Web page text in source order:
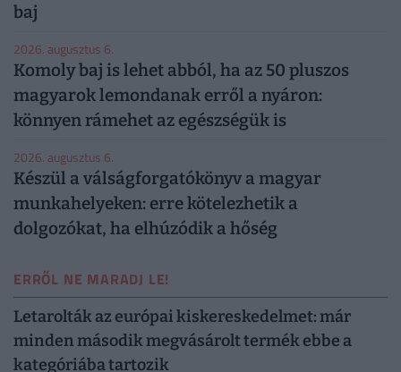
baj
2026. augusztus 6.
Komoly baj is lehet abból, ha az 50 pluszos
magyarok lemondanak erről a nyáron:
könnyen rámehet az egészségük is
2026. augusztus 6.
Készül a válságforgatókönyv a magyar
munkahelyeken: erre kötelezhetik a
dolgozókat, ha elhúzódik a hőség
ERRŐL NE MARADJ LE!
Letarolták az európai kiskereskedelmet: már
minden második megvásárolt termék ebbe a
kategóriába tartozik